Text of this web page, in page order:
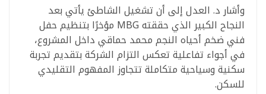
وأشار د. العدل إلى أن تشغيل الشاطئ يأتي بعد
النجاح الكبير الذي حققته MBG مؤخرًا بتنظيم حفل
فني ضخم أحياه النجم محمد حماقي داخل المشروع،
في أجواء تفاعلية تعكس التزام الشركة بتقديم تجربة
سكنية وسياحية متكاملة تتجاوز المفهوم التقليدي
للسكن.